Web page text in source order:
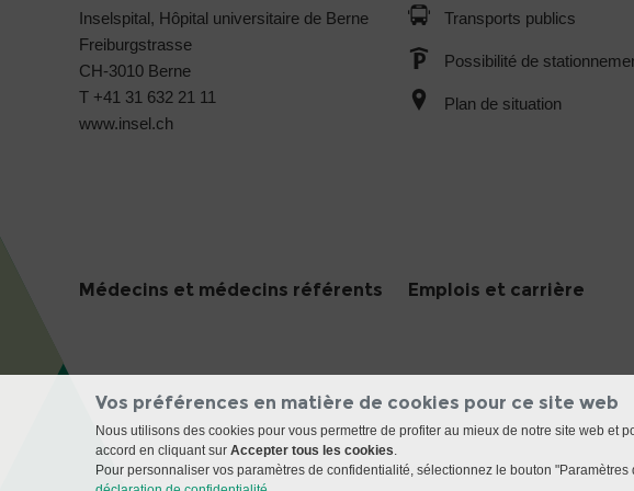
Inselspital, Hôpital universitaire de Berne
Freiburgstrasse
CH-3010 Berne
T +41 31 632 21 11
www.insel.ch
Transports publics
Possibilité de
Plan de situation
Médecins et médecins référents Emplois et carrière
Vos préférences en matière de cookies pour ce site web
Nous utilisons des cookies pour vous permettre de profiter au mieux de notre site web
accord en cliquant sur Accepter tous les cookies.
Pour personnaliser vos paramètres de confidentialité, sélectionnez le bouton